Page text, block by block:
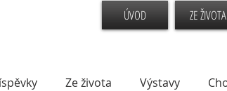
ÚVOD ZE ŽIVOTA
Ze života Výstavy